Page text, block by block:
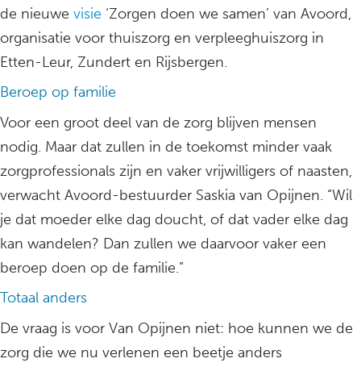
de nieuwe visie ‘Zorgen doen we samen’ van Avoord,
organisatie voor thuiszorg en verpleeghuiszorg in
Etten-Leur, Zundert en Rijsbergen.
Beroep op familie
Voor een groot deel van de zorg blijven mensen
nodig. Maar dat zullen in de toekomst minder vaak
zorgprofessionals zijn en vaker vrijwilligers of naasten,
verwacht Avoord-bestuurder Saskia van Opijnen. “Wil
je dat moeder elke dag doucht, of dat vader elke dag
kan wandelen? Dan zullen we daarvoor vaker een
beroep doen op de familie.”
Totaal anders
De vraag is voor Van Opijnen niet: hoe kunnen we de
zorg die we nu verlenen een beetje anders